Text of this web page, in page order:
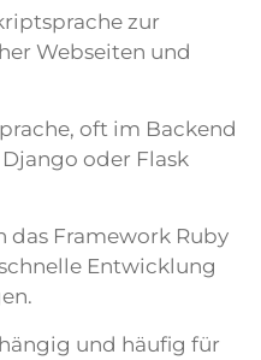
zur
Webseiten und
oft im Backend
oder Flask
das Framework Ruby
Entwicklung
und häufig für